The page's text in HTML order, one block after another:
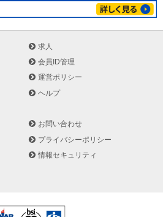
求人
会員ID管理
運営ポリシー
ヘルプ
お問い合わせ
プライバシーポリシー
情報セキュリティ